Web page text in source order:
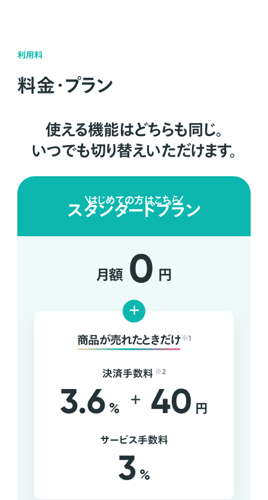
利用料
料金・プラン
使える機能はどちらも同じ。
いつでも切り替えいただけます。
はじめての方はこちら
スタンダードプラン
月額 0 円
+
商品が売れたときだけ ※1
決済手数料 ※2
3.6 % + 40 円
サービス手数料
3 %